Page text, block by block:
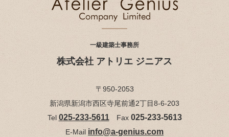
一級建築士事務所
株式会社 アトリエ ジニアス
〒950-2053
新潟県新潟市西区寺尾前通2丁目8-6-203
Tel 025-233-5611Fax 025-233-5613
E-Mail info@a-genius.com